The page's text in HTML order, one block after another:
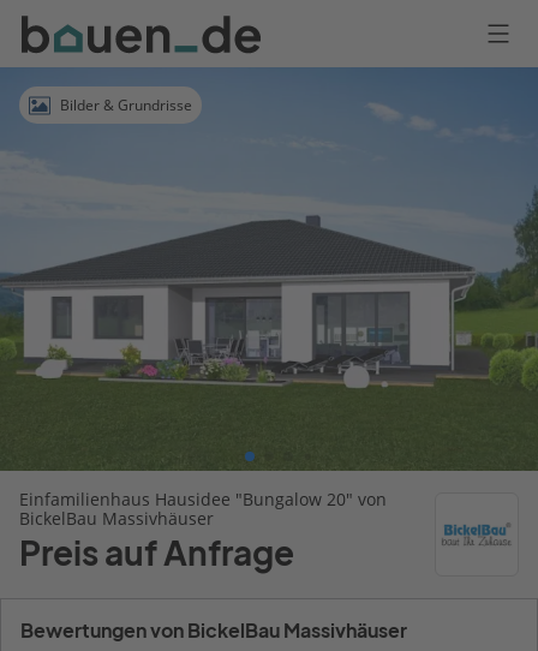
Bauen
Logo
AnmeldenBilder & Grundrisse
Einfamilienhaus Hausidee "Bungalow 20" von
BickelBau Massivhäuser
Preis auf Anfrage
Bewertungen von BickelBau Massivhäuser